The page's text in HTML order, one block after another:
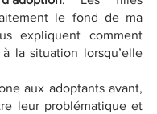
le fond de ma
expliquent comment
la situation lorsqu’elle
aux adoptants avant,
leur problématique et